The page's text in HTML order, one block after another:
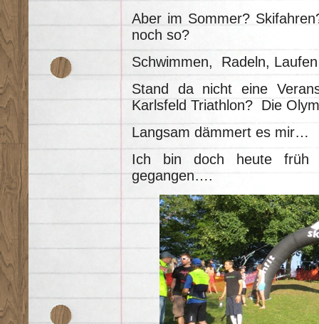
Aber im Sommer?
noch so?
Schwimmen, Radeln,
Stand da nicht eine
Karlsfeld Triathlon? Die
Langsam dämmert es mir…
Ich bin doch heute
gegangen….